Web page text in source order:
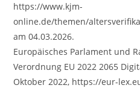
https://www.kjm-
online.de/themen/
am 04.03.2026.
Europäisches Parlament und
Verordnung EU 2022 2065
Oktober 2022, https://eur-